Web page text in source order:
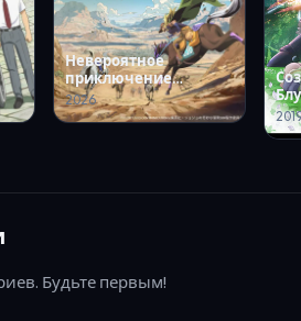
Невероятное
приключение
ДжоДжо: Гонка
«Стальной шар»
2026
Будьте первым!